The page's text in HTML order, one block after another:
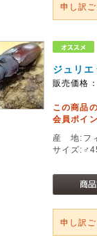
申し訳
ジュリ
販売価格
この商品
会員ポイ
産 地:フ
サイズ
申し訳